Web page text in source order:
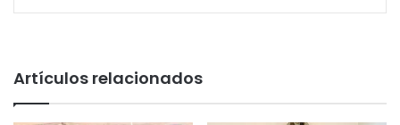
Artículos relacionados